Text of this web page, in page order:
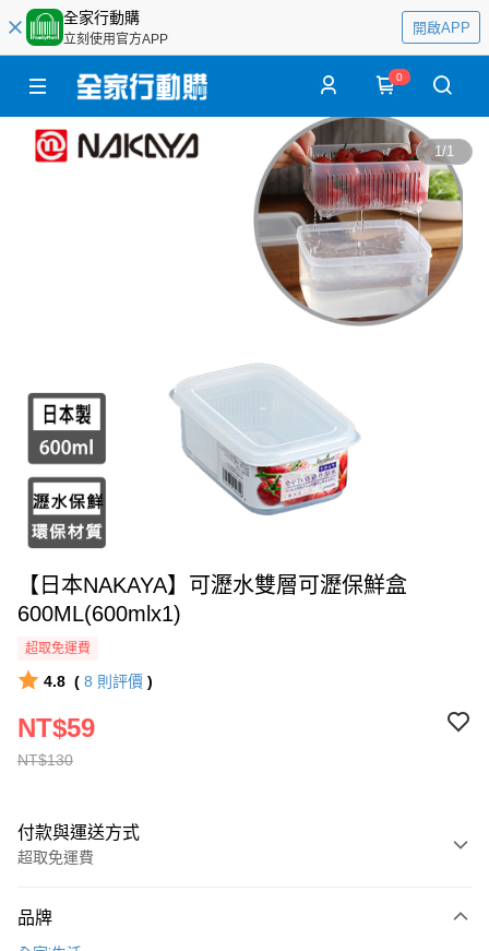
全家行動購
立刻使用官方APP
開啟APP
0
1/1
【日本NAKAYA】可瀝水雙層可瀝保鮮盒
600ML(600mlx1)
超取免運費
4.8 ( 8 則評價 )
NT$130
NT$59
付款與運送方式
超取免運費
全家線上支付
品牌